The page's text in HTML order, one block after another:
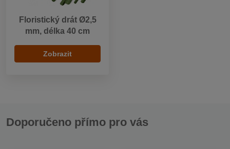
Floristický drát Ø2,5
mm, délka 40 cm
Zobrazit
Doporučeno přímo pro vás